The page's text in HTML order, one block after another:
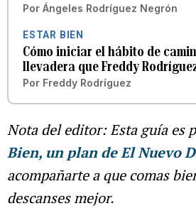
Por Ángeles Rodríguez Negrón
ESTAR BIEN
Cómo iniciar el hábito de
llevadera que Freddy
Por Freddy Rodríguez
Nota del editor: Esta guía es
Bien, un plan de El Nuevo
acompañarte a que comas
descanses mejor.